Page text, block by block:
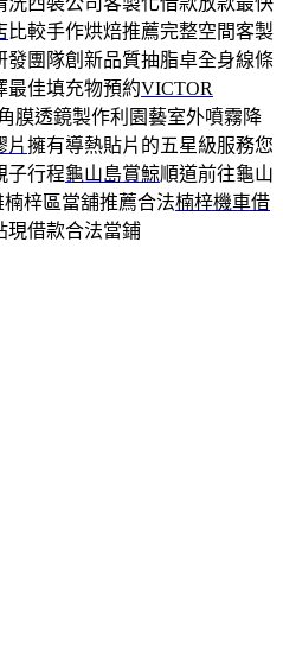
比較手作烘焙推薦完整空間客製
發團隊創新品質抽脂卓全身線條
最佳填充物預約VICTOR
膜透鏡製作利園藝室外噴霧降
片擁有導熱貼片的五星級服務您
子行程龜山島賞鯨順道前往龜山
梓區當舖推薦合法楠梓機車借
現借款合法當鋪